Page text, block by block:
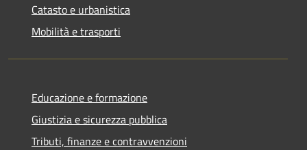
Catasto e urbanistica
Mobilità e trasporti
Educazione e formazione
Giustizia e sicurezza pubblica
Tributi, finanze e contravvenzioni